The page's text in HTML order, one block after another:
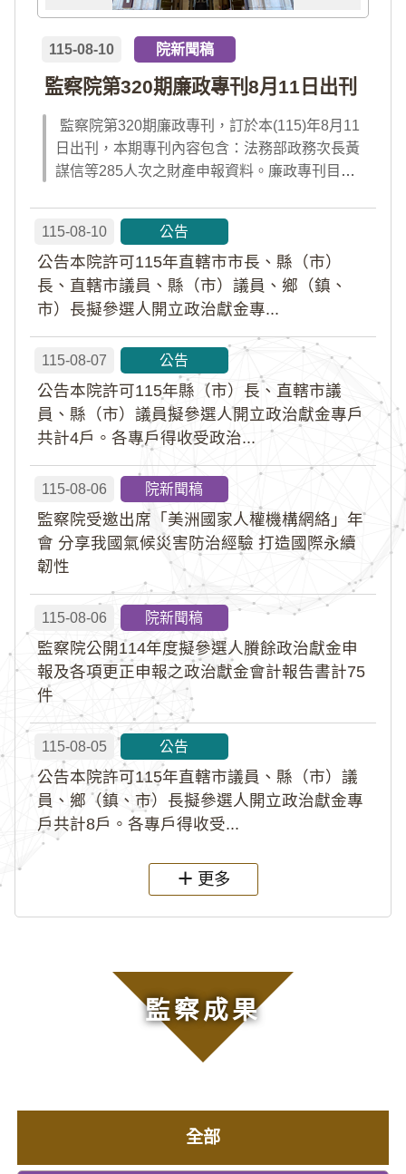
監察院第320期廉政專刊8月11日出刊
115-08-10 院新聞稿
監察院第320期廉政專刊，訂於本(115)年8月11
日出刊，本期專刊內容包含：法務部政務次長黃
謀信等285人次之財產申報資料。廉政專刊目次
網」查閱；專刊完整內容，請於出刊當日點選首
頁「公告園地」內「廉政專刊電子書」及「財產
申報公告資料」查閱。
115-08-10 公告
公告本院許可115年直轄市市長、縣（市）
長、直轄市議員、縣（市）議員、鄉（鎮、
市）長擬參選人開立政治獻金專...
115-08-07 公告
公告本院許可115年縣（市）長、直轄市議
員、縣（市）議員擬參選人開立政治獻金專戶
共計4戶。各專戶得收受政治...
115-08-06 院新聞稿
監察院受邀出席「美洲國家人權機構網絡」年
會 分享我國氣候災害防治經驗 打造國際永續
韌性
115-08-06 院新聞稿
監察院公開114年度擬參選人賸餘政治獻金申
報及各項更正申報之政治獻金會計報告書計75
件
115-08-05 公告
公告本院許可115年直轄市議員、縣（市）議
員、鄉（鎮、市）長擬參選人開立政治獻金專
戶共計8戶。各專戶得收受...
更多
監察成果
全部